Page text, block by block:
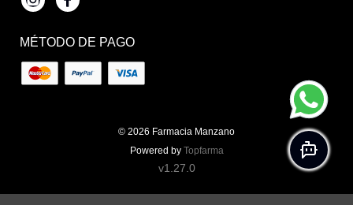
InstagramFacebook
MÉTODO DE PAGO
© 2026 Farmacia Manzano
Powered by Topfarma
v1.27.0